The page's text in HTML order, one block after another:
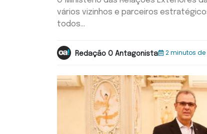
vários vizinhos e parceiros
todos...
Redação O Antagonista 2 minutos de